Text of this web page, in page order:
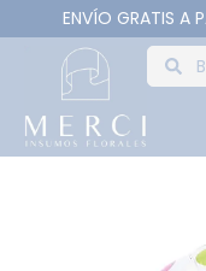
ENVÍO GRATIS A